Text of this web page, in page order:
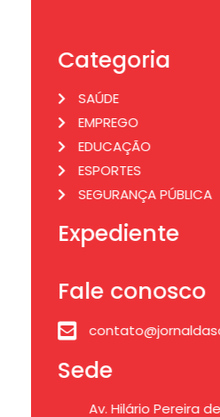
Categoria
SAÚDE
EMPREGO
EDUCAÇÃO
ESPORTES
SEGURANÇA PÚBLICA
Expediente
Fale conosco
Sede
Av. Hilário Pereira